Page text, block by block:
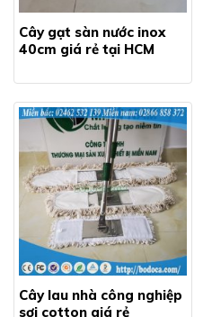
Cây gạt sàn nước inox
40cm giá rẻ tại HCM
Cây lau nhà công nghiệp
sợi cotton giá rẻ